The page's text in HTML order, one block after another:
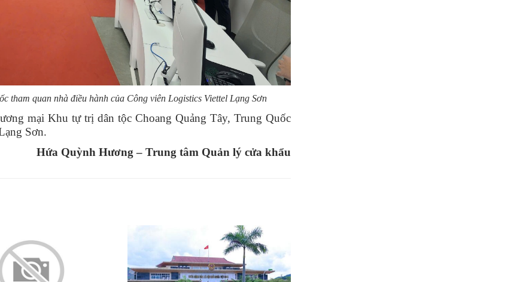
tham quan nhà điều hành của Công viên Logistics Viettel Lạng Sơn
mại Khu tự trị dân tộc Choang Quảng Tây, Trung Quốc
Sơn.
Hứa Quỳnh Hương – Trung tâm Quản lý cửa khẩu